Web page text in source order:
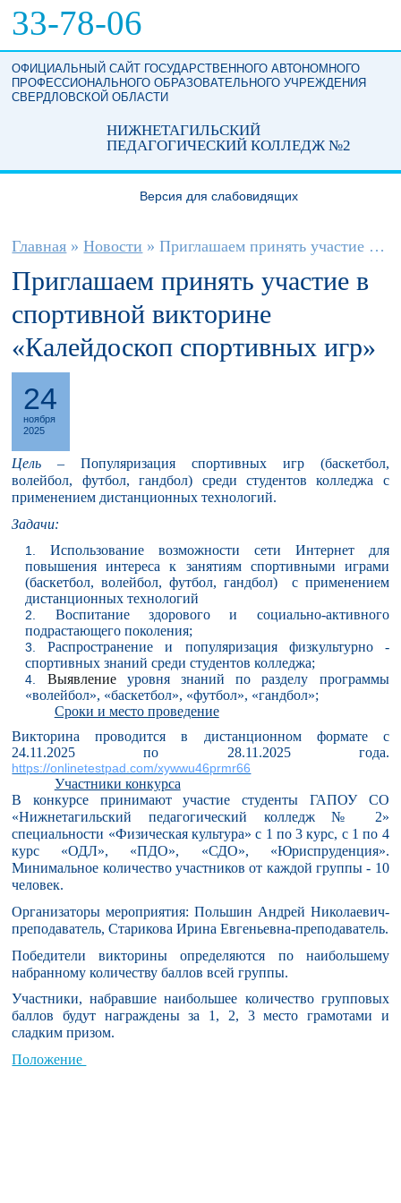
33-78-06
ОФИЦИАЛЬНЫЙ САЙТ ГОСУДАРСТВЕННОГО АВТОНОМНОГО
ПРОФЕССИОНАЛЬНОГО ОБРАЗОВАТЕЛЬНОГО УЧРЕЖДЕНИЯ
СВЕРДЛОВСКОЙ ОБЛАСТИ
НИЖНЕТАГИЛЬСКИЙ
ПЕДАГОГИЧЕСКИЙ КОЛЛЕДЖ №2
Версия для слабовидящих
Вы здесь
Главная » Новости » Приглашаем принять участие в спортивной...
Приглашаем принять участие в
спортивной викторине
«Калейдоскоп спортивных игр»
24
ноября
2025
Цель –Популяризация спортивных игр (баскетбол,
волейбол, футбол, гандбол) среди
студентов колледжа с
применением дистанционных технологий.
Задачи:
Использование возможности сети Интернет для
повышения интереса к занятиям спортивными играми
(баскетбол, волейбол, футбол, гандбол)
с применением
дистанционных технологий
Воспитание здорового и социально-активного
подрастающего поколения;
Распространение и популяризация физкультурно -
спортивных знаний среди студентов колледжа;
Выявление уровня знаний по разделу программы
«волейбол», «баскетбол», «футбол», «гандбол»;
Сроки и место проведение
Викторина проводится в дистанционном формате с
24.11.2025 по 28.11.2025 года.
https://onlinetestpad.com/xywwu46prmr66
Участники конкурса
В конкурсе принимают участие студенты ГАПОУ СО
«Нижнетагильский педагогический колледж № 2»
специальности «Физическая культура» с 1 по 3 курс, с 1 по 4
курс «ОДЛ», «ПДО», «СДО», «Юриспруденция».
Минимальное количество участников от каждой группы - 10
человек.
Организаторы мероприятия: Польшин Андрей Николаевич-
преподаватель, Старикова Ирина Евгеньевна-преподаватель.
Победители викторины определяются по наибольшему
набранному количеству баллов всей группы.
Участники, набравшие наибольшее количество групповых
баллов будут награждены за 1, 2, 3 место грамотами и
сладким призом.
Положение